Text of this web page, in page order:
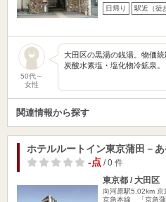
日帰り 駅近（徒
50代～
女性
大田区の黒湯の銭湯。物価
炭酸水素塩・塩化物冷鉱泉
関連情報から探す
ホテルルートイン東京蒲田－あ
-点/ 0 件
東京都 / 大田区
向河原駅5.02km 京
京急本線 「京急